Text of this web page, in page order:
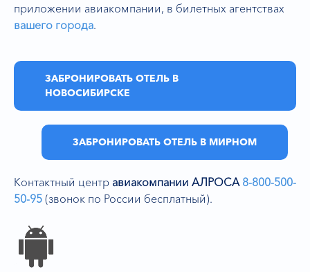
приложении авиакомпании, в билетных агентствах
вашего города.
ЗАБРОНИРОВАТЬ ОТЕЛЬ В
НОВОСИБИРСКЕ
ЗАБРОНИРОВАТЬ ОТЕЛЬ В МИРНОМ
Контактный центр авиакомпании АЛРОСА 8-800-500-
50-95 (звонок по России бесплатный).